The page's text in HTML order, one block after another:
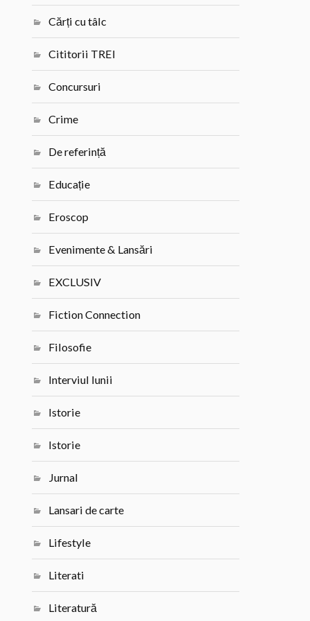
Cărți cu tâlc
Cititorii TREI
Concursuri
Crime
De referință
Educație
Eroscop
Evenimente & Lansări
EXCLUSIV
Fiction Connection
Filosofie
Interviul lunii
Istorie
Istorie
Jurnal
Lansari de carte
Lifestyle
Literati
Literatură